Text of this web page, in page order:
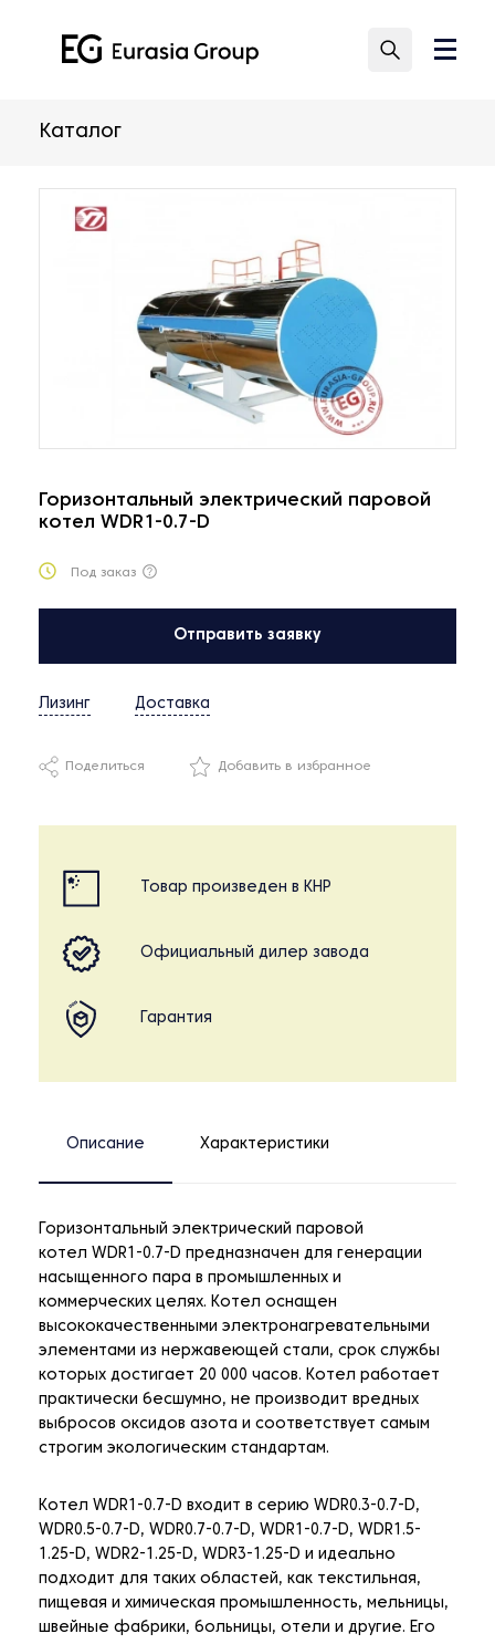
Каталог
Горизонтальный электрический паровой
котел WDR1-0.7-D
Под заказ
Отправить заявку
Лизинг Доставка
Поделиться Добавить в избранное
Товар произведен в КНР
Официальный дилер завода
Гарантия
Описание Характеристики
Горизонтальный электрический паровой
котел WDR1-0.7-D предназначен для генерации
насыщенного пара в промышленных и
коммерческих целях. Котел оснащен
высококачественными электронагревательными
элементами из нержавеющей стали, срок службы
которых достигает 20 000 часов. Котел работает
практически бесшумно, не производит вредных
выбросов оксидов азота и соответствует самым
строгим экологическим стандартам.
Котел WDR1-0.7-D входит в серию WDR0.3-0.7-D,
WDR0.5-0.7-D, WDR0.7-0.7-D, WDR1-0.7-D, WDR1.5-
1.25-D, WDR2-1.25-D, WDR3-1.25-D и идеально
подходит для таких областей, как текстильная,
пищевая и химическая промышленность, мельницы,
швейные фабрики, больницы, отели и другие. Его